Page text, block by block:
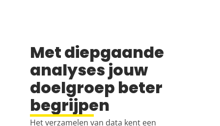
Met diepgaande
analyses jouw
doelgroep beter
begrijpen
Het verzamelen van data kent een